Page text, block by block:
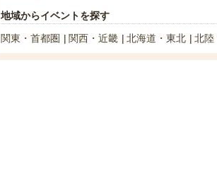
地域からイベントを探す
関東・首都圏
関西・近畿 北海道・東北 北陸